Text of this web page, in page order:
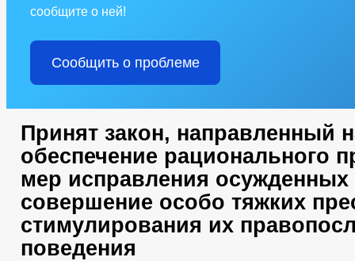
сообщите о ней!
Сообщить о проблеме
Принят закон, направленный
обеспечение рационального
мер исправления осужденных
совершение особо тяжких
стимулирования их
поведения